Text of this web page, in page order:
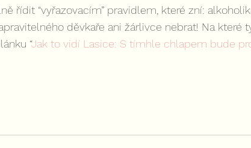
řídit “vyřazovacím” pravidlem, které zní:
děvkaře ani žárlivce nebrat! Na které
“Jak to vidí Lasice: S tímhle chlapem bude